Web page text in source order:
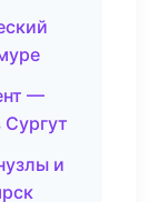
—
Сургут
и